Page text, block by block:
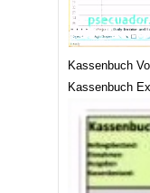
Kassenbuch
Kassenbuch